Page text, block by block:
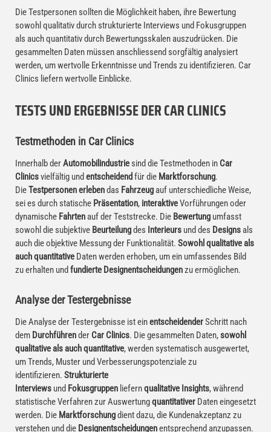
Die Testpersonen sollten die Möglichkeit haben, ihre Bewertung
sowohl qualitativ durch strukturierte Interviews und Fokusgruppen
als auch quantitativ durch Bewertungsskalen auszudrücken. Die
gesammelten Daten müssen anschliessend sorgfältig analysiert
werden, um wertvolle Erkenntnisse und Trends zu identifizieren. Car
Clinics liefern wertvolle Einblicke.
TESTS UND ERGEBNISSE DER CAR CLINICS
Testmethoden in Car Clinics
Innerhalb derAutomobilindustrie sind die Testmethoden in Car
Clinicsvielfältig und entscheidend für die Marktforschung.
DieTestpersonenerlebendas Fahrzeug auf unterschiedliche Weise,
sei es durch statische Präsentation, interaktiveVorführungen oder
dynamische Fahrten auf der Teststrecke. Die Bewertung umfasst
sowohl die subjektive Beurteilungdes Interieurs und des Designs als
auch die objektive Messung der Funktionalität. Sowohl qualitative als
auch quantitative Daten werden erhoben, um ein umfassendes Bild
zu erhalten und fundierte Designentscheidungenzu ermöglichen.
Analyse der Testergebnisse
Die Analyse der Testergebnisse ist einentscheidenderSchritt nach
dem Durchführender Car Clinics. Die gesammelten Daten,sowohl
qualitative als auch quantitative, werden systematisch ausgewertet,
um Trends, Muster und Verbesserungspotenziale zu
identifizieren. Strukturierte
Interviews und Fokusgruppen liefernqualitative Insights, während
statistische Verfahren zur Auswertungquantitativer Daten eingesetzt
werden. Die Marktforschungdient dazu, die Kundenakzeptanz zu
verstehen und die Designentscheidungenentsprechend anzupassen.